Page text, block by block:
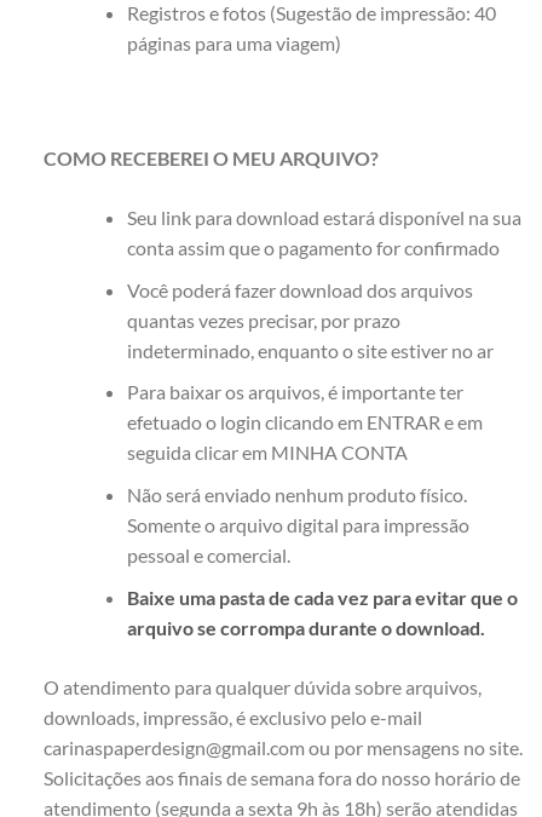
Registros e fotos (Sugestão de impressão: 40
páginas para uma viagem)
COMO RECEBEREI O MEU ARQUIVO?
Seu link para download estará disponível na sua
conta assim que o pagamento for confirmado
Você poderá fazer download dos arquivos
quantas vezes precisar, por prazo
indeterminado, enquanto o site estiver no ar
Para baixar os arquivos, é importante ter
efetuado o login clicando em ENTRAR e em
seguida clicar em MINHA CONTA
Não será enviado nenhum produto físico.
Somente o arquivo digital para impressão
pessoal e comercial.
Baixe uma pasta de cada vez para evitar que o
arquivo se corrompa durante o download.
O atendimento para qualquer dúvida sobre arquivos,
downloads, impressão, é exclusivo pelo e-mail
carinaspaperdesign@gmail.com ou por mensagens no site.
Solicitações aos finais de semana fora do nosso horário de
atendimento (segunda a sexta 9h às 18h) serão atendidas